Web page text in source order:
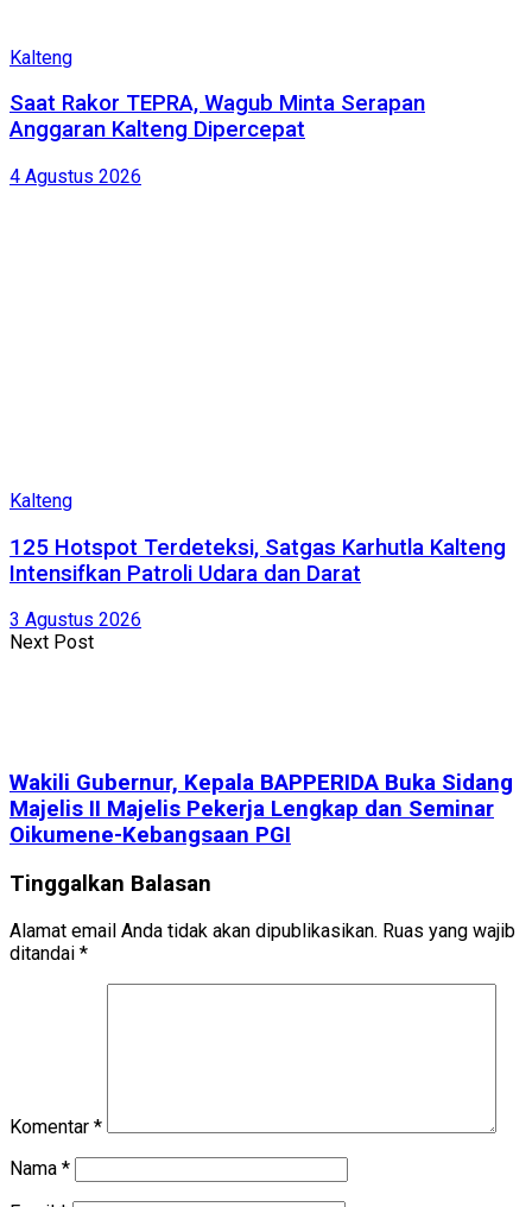
Kalteng
Saat Rakor TEPRA, Wagub Minta Serapan
Anggaran Kalteng Dipercepat
4 Agustus 2026
Kalteng
125 Hotspot Terdeteksi, Satgas Karhutla Kalteng
Intensifkan Patroli Udara dan Darat
3 Agustus 2026
Next Post
Wakili Gubernur, Kepala BAPPERIDA Buka Sidang
Majelis II Majelis Pekerja Lengkap dan Seminar
Oikumene-Kebangsaan PGI
Tinggalkan Balasan
Alamat email Anda tidak akan dipublikasikan. Ruas yang wajib
ditandai *
Komentar *
Nama *